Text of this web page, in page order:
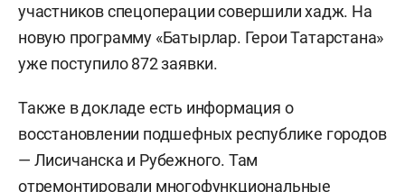
участников спецоперации совершили хадж. На
новую программу «Батырлар. Герои Татарстана»
уже поступило 872 заявки.
Также в докладе есть информация о
восстановлении подшефных республике городов
— Лисичанска и Рубежного. Там
отремонтировали многофункциональные